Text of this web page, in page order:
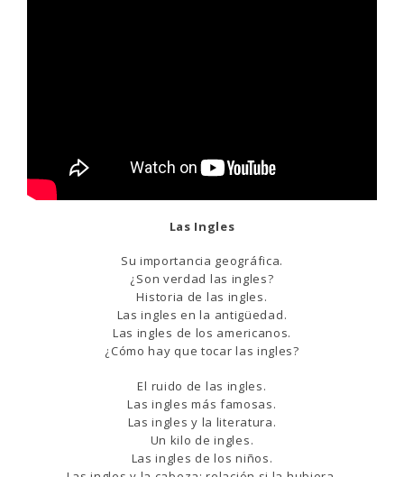
Las Ingles
Su importancia geográfica.
¿Son verdad las ingles?
Historia de las ingles.
Las ingles en la antigüedad.
Las ingles de los americanos.
¿Cómo hay que tocar las ingles?
El ruido de las ingles.
Las ingles más famosas.
Las ingles y la literatura.
Un kilo de ingles.
Las ingles de los niños.